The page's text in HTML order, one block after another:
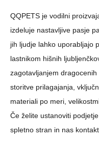
QQPETS je vodilni
izdeluje nastavljive pasje
jih ljudje lahko uporabljajo
lastnikom hišnih
zagotavljanjem
storitve prilagajanja,
materiali po meri,
Če želite ustanoviti
spletno stran in nas